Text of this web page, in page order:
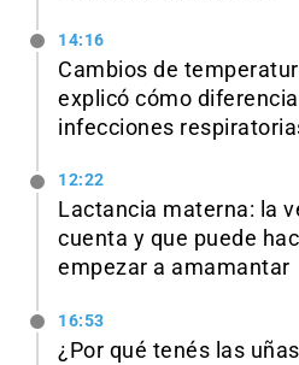
14:16
Cambios de
explicó cómo
infecciones
12:22
Lactancia materna: la
cuenta y que puede
empezar a amamantar
16:53
¿Por qué tenés las